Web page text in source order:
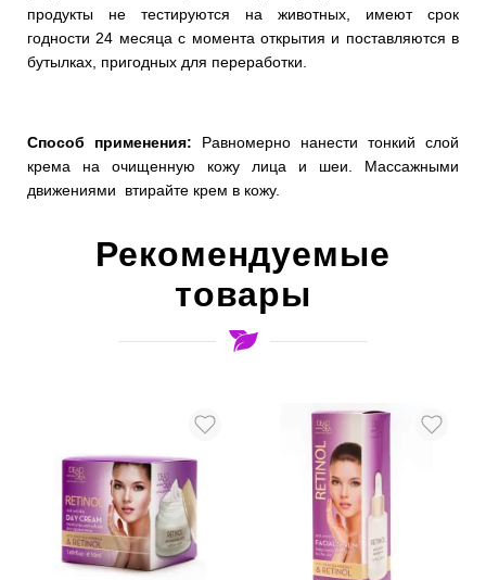
продукты не тестируются на животных, имеют срок
годности 24 месяца с момента открытия и поставляются в
бутылках, пригодных для переработки.
Способ применения: Равномерно нанести тонкий слой
крема на очищенную кожу лица и шеи. Массажными
движениями втирайте крем в кожу.
Рекомендуемые
товары